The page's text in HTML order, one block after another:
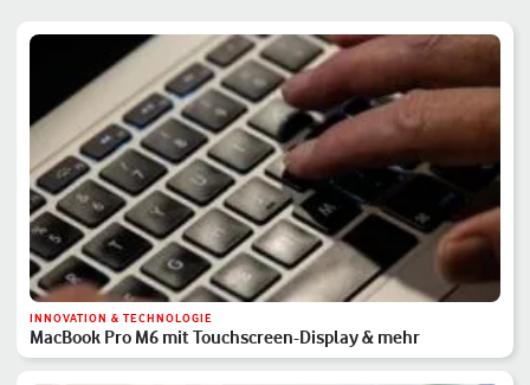
INNOVATION & TECHNOLOGIE
MacBook Pro M6 mit Touchscreen-Display & mehr